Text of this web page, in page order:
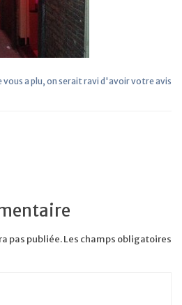
vous a plu, on serait ravi d'avoir votre avis
pas publiée.Les champs obligatoires